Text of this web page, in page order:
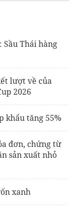
Sầu Thái hàng
lượt về của
2026
khẩu tăng 55%
đơn, chứng từ
sản xuất nhỏ
xanh